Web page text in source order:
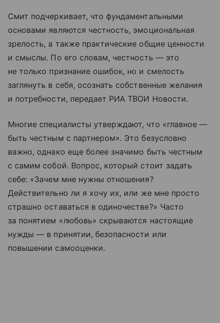
Смит подчеркивает, что фундаментальными
основами являются честность, эмоциональная
зрелость, а также практические общие ценности
и смыслы. По его словам, честность — это
не только признание ошибок, но и смелость
заглянуть в себя, осознать собственные желания
и потребности, передает РИА ТВОИ Новости.
Многие специалисты утверждают, что «главное —
быть честным с партнером». Это безусловно
важно, однако еще более значимо быть честным
с самим собой. Вопрос, который стоит задать
себе: «Зачем мне нужны отношения?
Действительно ли я хочу их, или же мне просто
страшно оставаться в одиночестве?» Часто
за понятием «любовь» скрываются настоящие
нужды — в принятии, безопасности или
повышении самооценки.